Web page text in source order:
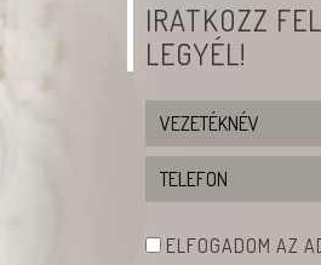
IRATKOZZ
LEGYÉL!
ELFOGADOM AZ